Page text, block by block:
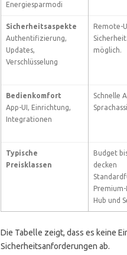
Energiesparmodi
Sicherheitsaspekte
Authentifizierung,
Updates,
Verschlüsselung
Remote-
möglich.
Bedienkomfort
App-UI, Einrichtung,
Integrationen
Schnelle
Typische
Preisklassen
Budget
decken
Hub und
Die Tabelle zeigt, dass es keine
Sicherheitsanforderungen ab.